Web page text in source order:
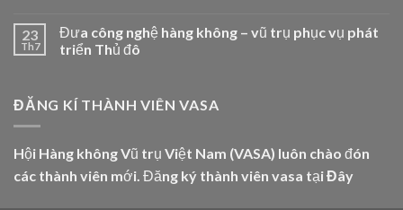
23
Th7
Đưa công nghệ hàng không – vũ trụ phục vụ phát
triển Thủ đô
ĐĂNG KÍ THÀNH VIÊN VASA
Hội Hàng không Vũ trụ Việt Nam (VASA) luôn chào đón
các thành viên mới. Đăng ký thành viên vasa tạiĐây